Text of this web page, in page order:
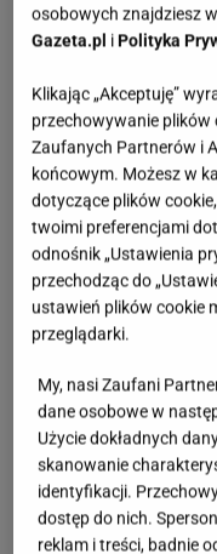
Co sprawia, że ta
wyjątkowa?
minimalizm, ale z
osobowych znajdziesz
Gazeta.pl iPolityka
Klikając „Akceptuję”
przechowywanie plików
Zaufanych Partnerów i
końcowym. Możesz w
dotyczące plików
twoimi preferencjami
odnośnik „Ustawienia
przechodząc do
ustawień plików cookie
przeglądarki.
My, nasi Zaufani
dane osobowe w
Użycie dokładnych
skanowanie
identyfikacji.
dostęp do nich.
reklam i treści, badnie